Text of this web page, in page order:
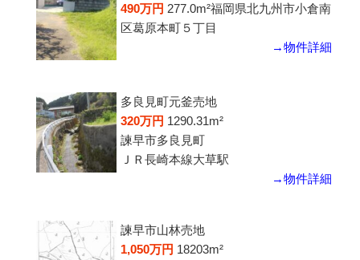
490万円 277.0m²福岡県北九州市小倉南
区葛原本町５丁目
→物件詳細
多良見町元釜売地
320万円 1290.31m²
諫早市多良見町
ＪＲ長崎本線大草駅
→物件詳細
諫早市山林売地
1,050万円 18203m²